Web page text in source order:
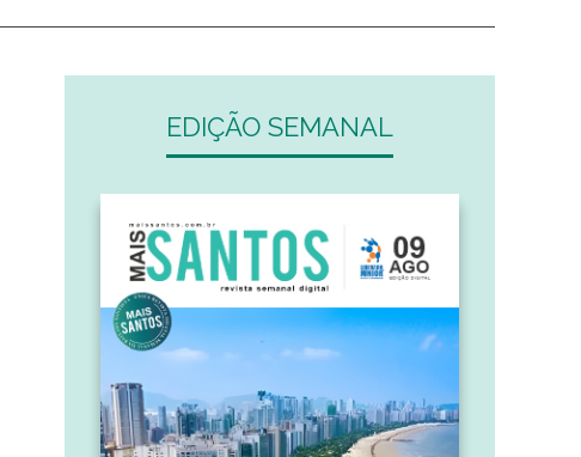
EDIÇÃO SEMANAL